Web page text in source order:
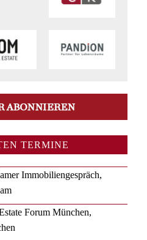
TERMINE
Immobiliengespräch,
Forum München,